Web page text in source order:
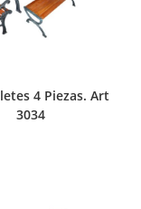
4 Piezas. Art
3034